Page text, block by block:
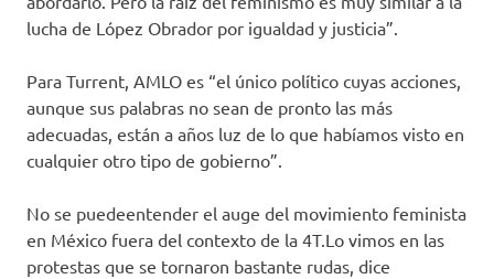
lucha de López Obrador por igualdad y justicia”.
Para Turrent, AMLO es “el único político cuyas acciones,
aunque sus palabras no sean de pronto las más
adecuadas, están a años luz de lo que habíamos visto en
cualquier otro tipo de gobierno”.
No se puedeentender el auge del movimiento feminista
en México fuera del contexto de la 4T.Lo vimos en las
protestas que se tornaron bastante rudas, dice